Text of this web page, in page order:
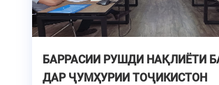
БАРРАСИИ РУШДИ НАҚЛИЁТИ
ДАР ҶУМҲУРИИ ТОҶИКИСТОН